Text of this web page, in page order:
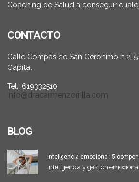
Coaching de Salud a conseguir
CONTACTO
Calle Compás de San Gerónimo n 2,
Capital
Tel.: 619332510
info@dracarmenzorrilla.com
BLOG
Inteligencia emocional: 5
Inteligencia y gestión